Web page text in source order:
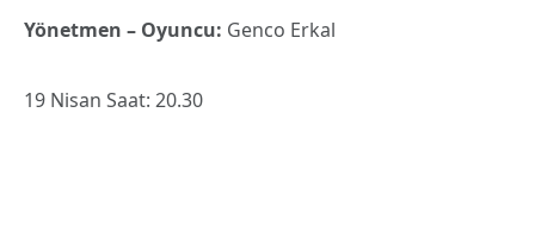
Yönetmen – Oyuncu: Genco Erkal
19 Nisan Saat: 20.30